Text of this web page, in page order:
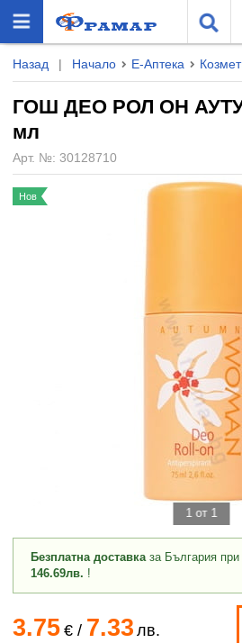
Назад | Начало Е-Аптека
ГОШ ДЕО РОЛ ОН
мл
Арт. №: 30128710
1 от 1
Нов
Безплатна доставказа България при
146.69лв. !
3.75 €/ 7.33 лв.